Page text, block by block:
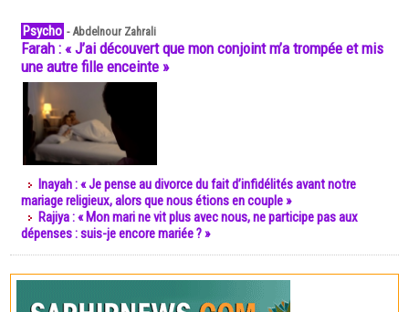
Psycho -Abdelnour Zahrali
Farah : « J’ai découvert que mon conjoint m’a trompée et mis
une autre fille enceinte »
Inayah : « Je pense au divorce du fait d’infidélités avant notre
mariage religieux, alors que nous étions en couple »
Rajiya : « Mon mari ne vit plus avec nous, ne participe pas aux
dépenses : suis-je encore mariée ? »